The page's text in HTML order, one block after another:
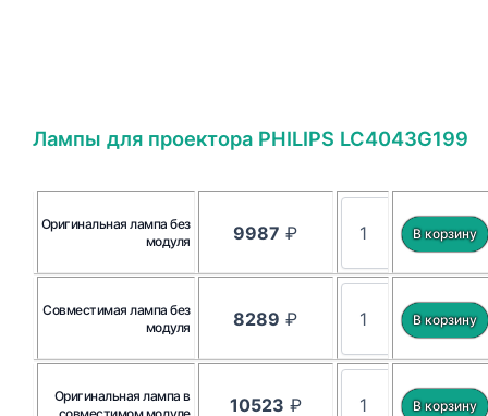
Лампы для проектора PHILIPS LC4043G199
Оригинальная лампа без
модуля
9987 ₽
Совместимая лампа без
модуля
8289 ₽
Оригинальная лампа в
10523 ₽